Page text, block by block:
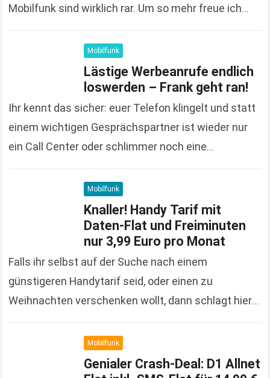
Mobilfunk sind wirklich rar. Um so mehr freue ich
Mobilfunk
Lästige Werbeanrufe endlich
loswerden – Frank geht ran!
Ihr kennt das sicher: euer Telefon klingelt und statt
einem wichtigen Gesprächspartner ist wieder nur
ein Call Center oder schlimmer noch eine
Mobilfunk
Knaller! Handy Tarif mit
Daten-Flat und Freiminuten
nur 3,99 Euro pro Monat
Falls ihr selbst auf der Suche nach einem
günstigeren Handytarif seid, oder einen zu
Weihnachten verschenken wollt, dann schlagt hier
1 GB Daten-Flat…Read more
Mobilfunk
Genialer Crash-Deal: D1 Allnet